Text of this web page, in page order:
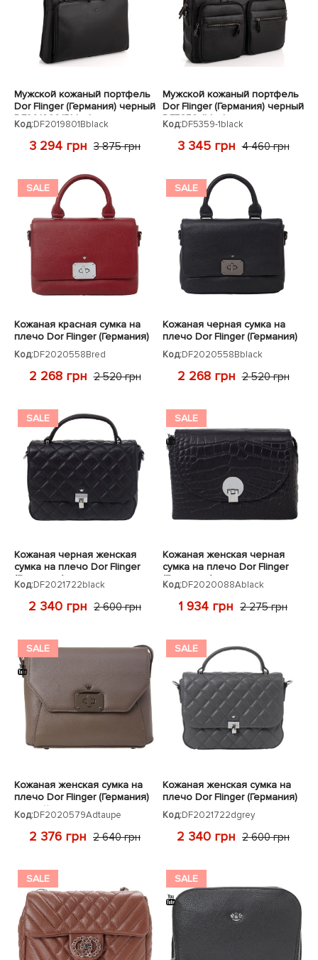
Показать все
Показать все
ЧЕХЛЫ ДЛЯ НОУТБУКОВ
Показать все
Мужской кожаный портфель
Dor Flinger (Германия) черный
DF2019801Bblack
Код:DF2019801Bblack
3 294 грн 3 875 грн
Мужской кожаный портфель
Dor Flinger (Германия) черный
DF5359-1black
Код:DF5359-1black
3 345 грн 4 460 грн
SALE
Кожаная красная сумка на
плечо Dor Flinger (Германия)
Код:DF2020558Bred
2 268 грн 2 520 грн
SALE
Кожаная черная сумка на
плечо Dor Flinger (Германия)
Код:DF2020558Bblack
2 268 грн 2 520 грн
SALE
Кожаная черная женская
сумка на плечо Dor Flinger
(Германия)
Код:DF2021722black
2 340 грн 2 600 грн
SALE
Кожаная женская черная
сумка на плечо Dor Flinger
(Германия)
Код:DF2020088Ablack
1 934 грн 2 275 грн
SALE
Кожаная женская сумка на
плечо Dor Flinger (Германия)
темный тауп
Код:DF2020579Adtaupe
2 376 грн 2 640 грн
SALE
Кожаная женская сумка на
плечо Dor Flinger (Германия)
темно-серая
Код:DF2021722dgrey
2 340 грн 2 600 грн
SALE SALE